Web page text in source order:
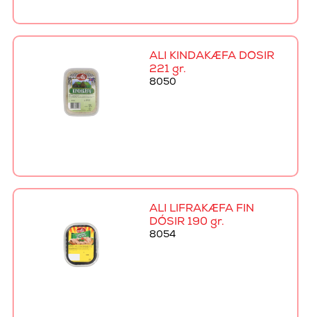
ALI KINDAKÆFA DÓSIR
221 gr.
8050
ALI LIFRAKÆFA FÍN
DÓSIR 190 gr.
8054